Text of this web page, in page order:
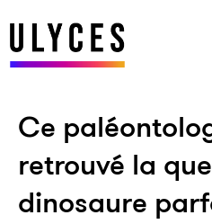
Ce
retrouvé la
dinosaure